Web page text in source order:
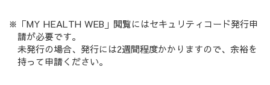
※「MY HEALTH WEB」閲覧にはセキュリティコード発行申
請が必要です。
未発行の場合、発行には2週間程度かかりますので、余裕を
持って申請ください。